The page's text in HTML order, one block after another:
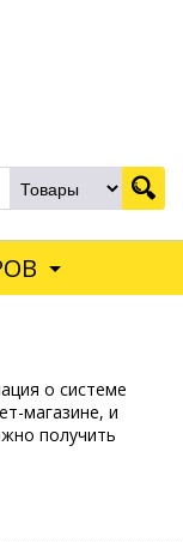
о системе
магазине, и
получить